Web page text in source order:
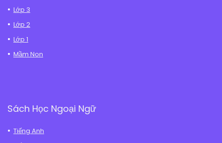
Lớp 3
Lớp 2
Lớp 1
Mầm Non
Sách Học Ngoại Ngữ
Tiếng Anh